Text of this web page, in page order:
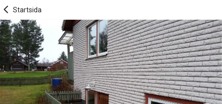
Startsida